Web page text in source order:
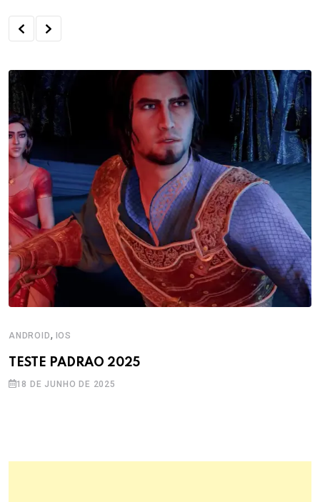
ANDROID, IOS
TESTE PADRAO 2025
18 DE JUNHO DE 2025